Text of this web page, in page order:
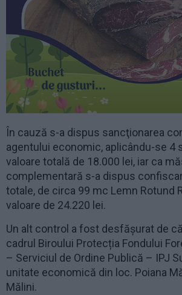
În cauză s-a dispus sancţionarea
agentului economic, aplicându-se 4
valoare totală de 18.000 lei, iar ca
complementară s-a dispus
totale, de circa 99 mc Lemn Rotund
valoare de 24.220 lei.
Un alt control a fost desfășurat de
cadrul Biroului Protecția Fondului
– Serviciul de Ordine Publică – IPJ
unitate economică din loc. Poiana
Mălini.